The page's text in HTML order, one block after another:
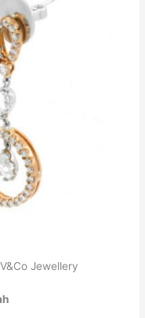
Jewellery